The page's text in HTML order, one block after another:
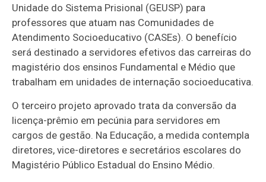
Unidade do Sistema Prisional (GEUSP) para
professores que atuam nas Comunidades de
Atendimento Socioeducativo (CASEs). O benefício
será destinado a servidores efetivos das carreiras do
magistério dos ensinos Fundamental e Médio que
trabalham em unidades de internação socioeducativa.
O terceiro projeto aprovado trata da conversão da
licença-prêmio em pecúnia para servidores em
cargos de gestão. Na Educação, a medida contempla
diretores, vice-diretores e secretários escolares do
Magistério Público Estadual do Ensino Médio.